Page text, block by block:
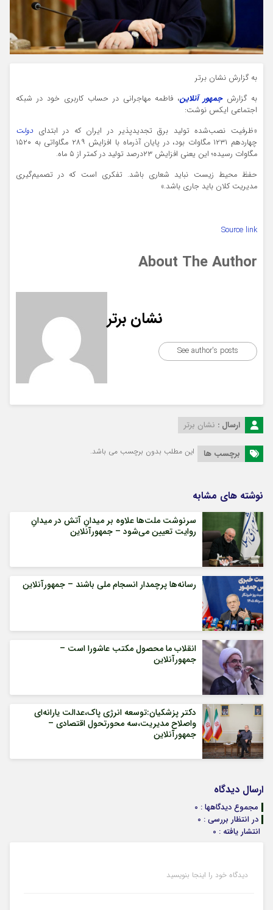
به گزارش نشان برتر
به گزارشجمهور آنلاین، فاطمه مهاجرانی در حساب کاربری خود در شبکه
اجتماعی ایکس نوشت:
«‏ظرفیت نصب‌شده تولید برق تجدیدپذیر در ایران که در ابتدایدولت
چهاردهم ۱۲۳۱ مگاوات بود، در پایان آذرماه با افزایش ۲۸۹ مگاواتی به ۱۵۲۰
مگاوات رسیده؛ این یعنی افزایش ۲۳درصد تولید در کمتر از ۵ ماه.
حفظ محیط زیست نباید شعاری باشد. تفکری است که در تصمیم‌گیری
مدیریت کلان باید جاری باشد.»
Source link
About The Author
نشان برتر
See author's posts
ارسال : نشان برتر
برچسب ها این مطلب بدون برچسب می باشد.
نوشته های مشابه
سرنوشت ملت‌ها علاوه بر میدانِ آتش در میدانِ
روایت تعیین می‌شود – جمهورآنلاین
رسانه‌ها پرچمدار انسجام ملی باشند – جمهورآنلاین
انقلاب ما محصول مکتب عاشورا است –
جمهورآنلاین
دکتر پزشکیان:توسعه انرژی پاک،عدالت یارانه‌ای
واصلاح مدیریت،سه محورتحول اقتصادی –
جمهورآنلاین
ارسال دیدگاه
مجموع دیدگاهها : 0
در انتظار بررسی : 0
انتشار یافته : 0
دیدگاه خود را اینجا بنویسید